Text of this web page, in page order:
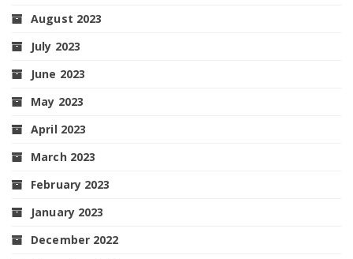
August 2023
July 2023
June 2023
May 2023
April 2023
March 2023
February 2023
January 2023
December 2022